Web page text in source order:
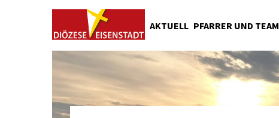
AKTUELL PFARRER UND TEAM
Pfarrkanzlei
Pfarrgemeinderat